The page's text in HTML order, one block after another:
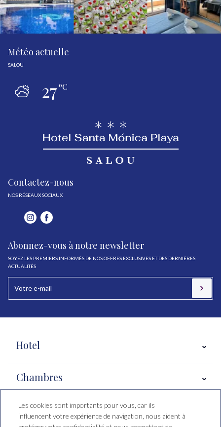
Météo actuelle
SALOU
27ºC
Contactez-nous
NOS RÉSEAUX SOCIAUX
Abonnez-vous à notre newsletter
SOYEZ LES PREMIERS INFORMÉS DE NOS OFFRES EXCLUSIVES ET DES DERNIÈRES
ACTUALITÉS
Hotel
Chambres
Salou, Costa Daurada
Les cookies sont importants pour vous, car ils
influencent votre expérience de navigation, nous aident à